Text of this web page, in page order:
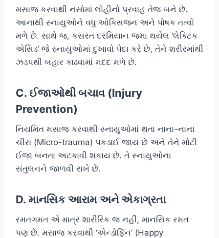
મસાજ કરવાથી નસોમાં લોહીનો પ્રવાહ તેજ બને છે.
આનાથી સ્નાયુઓને વધુ ઓક્સિજન અને પોષક તત્વો
મળે છે. સાથે જ, કસરત દરમિયાન જમા થયેલ ‘લેક્ટિક
એસિડ’ જે સ્નાયુઓમાં દુખાવો પેદા કરે છે, તેને શરીરમાંથી
ઝડપથી બહાર કાઢવામાં મદદ મળે છે.
C. ઈજાઓથી બચાવ (Injury
Prevention)
નિયમિત મસાજ કરવાથી સ્નાયુઓમાં થતા નાના-નાના
ચીરા (Micro-trauma) પકડાઈ જાય છે અને તેને મોટી
ઈજા બનતા અટકાવી શકાય છે. તે સ્નાયુઓના
સંતુલનને જાળવી રાખે છે.
D. માનસિક આરામ અને એકાગ્રતા
રમતગમત એ માત્ર શારીરિક જ નહીં, માનસિક રમત
પણ છે. મસાજ કરવાથી ‘એન્ડોર્ફિન’ (Happy